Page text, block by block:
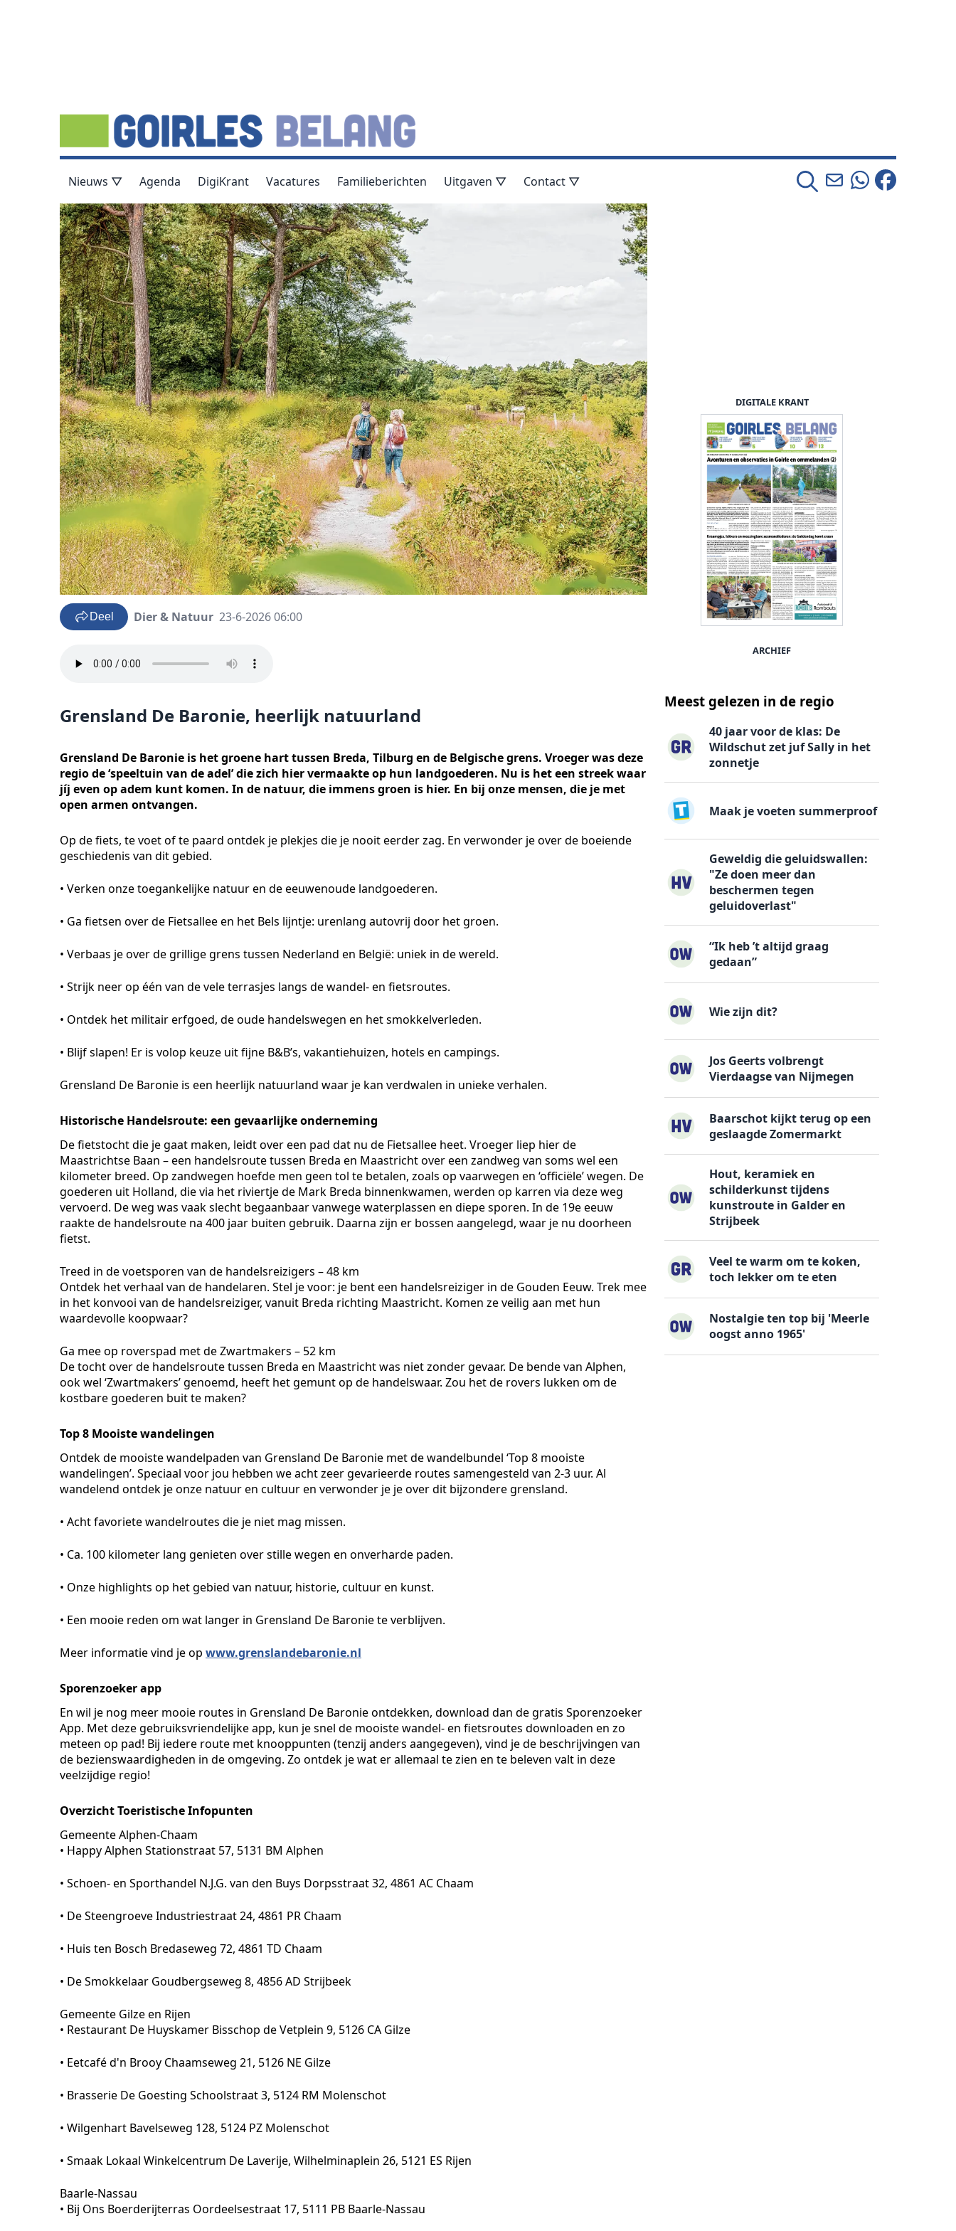
Nieuws ▽ Agenda DigiKrant Vacatures Familieberichten Uitgaven ▽ Contact ▽
Deel Dier & Natuur 23-6-2026 06:00
Grensland De Baronie, heerlijk natuurland
Grensland De Baronie is het groene hart tussen Breda, Tilburg en de Belgische grens. Vroeger was deze
regio de ‘speeltuin van de adel’ die zich hier vermaakte op hun landgoederen. Nu is het een streek waar
jíj even op adem kunt komen. In de natuur, die immens groen is hier. En bij onze mensen, die je met
open armen ontvangen.
Op de fiets, te voet of te paard ontdek je plekjes die je nooit eerder zag. En verwonder je over de boeiende
geschiedenis van dit gebied.
• Verken onze toegankelijke natuur en de eeuwenoude landgoederen.
• Ga fietsen over de Fietsallee en het Bels lijntje: urenlang autovrij door het groen.
• Verbaas je over de grillige grens tussen Nederland en België: uniek in de wereld.
• Strijk neer op één van de vele terrasjes langs de wandel- en fietsroutes.
• Ontdek het militair erfgoed, de oude handelswegen en het smokkelverleden.
• Blijf slapen! Er is volop keuze uit fijne B&B’s, vakantiehuizen, hotels en campings.
Grensland De Baronie is een heerlijk natuurland waar je kan verdwalen in unieke verhalen.
Historische Handelsroute: een gevaarlijke onderneming
De fietstocht die je gaat maken, leidt over een pad dat nu de Fietsallee heet. Vroeger liep hier de
Maastrichtse Baan – een handelsroute tussen Breda en Maastricht over een zandweg van soms wel een
kilometer breed. Op zandwegen hoefde men geen tol te betalen, zoals op vaarwegen en ‘officiële’ wegen. De
goederen uit Holland, die via het riviertje de Mark Breda binnenkwamen, werden op karren via deze weg
vervoerd. De weg was vaak slecht begaanbaar vanwege waterplassen en diepe sporen. In de 19e eeuw
raakte de handelsroute na 400 jaar buiten gebruik. Daarna zijn er bossen aangelegd, waar je nu doorheen
fietst.
Treed in de voetsporen van de handelsreizigers – 48 km
Ontdek het verhaal van de handelaren. Stel je voor: je bent een handelsreiziger in de Gouden Eeuw. Trek mee
in het konvooi van de handelsreiziger, vanuit Breda richting Maastricht. Komen ze veilig aan met hun
waardevolle koopwaar?
Ga mee op roverspad met de Zwartmakers – 52 km
De tocht over de handelsroute tussen Breda en Maastricht was niet zonder gevaar. De bende van Alphen,
ook wel ‘Zwartmakers’ genoemd, heeft het gemunt op de handelswaar. Zou het de rovers lukken om de
kostbare goederen buit te maken?
Top 8 Mooiste wandelingen
Ontdek de mooiste wandelpaden van Grensland De Baronie met de wandelbundel ‘Top 8 mooiste
wandelingen’. Speciaal voor jou hebben we acht zeer gevarieerde routes samengesteld van 2-3 uur. Al
wandelend ontdek je onze natuur en cultuur en verwonder je je over dit bijzondere grensland.
• Acht favoriete wandelroutes die je niet mag missen.
• Ca. 100 kilometer lang genieten over stille wegen en onverharde paden.
• Onze highlights op het gebied van natuur, historie, cultuur en kunst.
• Een mooie reden om wat langer in Grensland De Baronie te verblijven.
Meer informatie vind je op www.grenslandebaronie.nl
Sporenzoeker app
En wil je nog meer mooie routes in Grensland De Baronie ontdekken, download dan de gratis Sporenzoeker
App. Met deze gebruiksvriendelijke app, kun je snel de mooiste wandel- en fietsroutes downloaden en zo
meteen op pad! Bij iedere route met knooppunten (tenzij anders aangegeven), vind je de beschrijvingen van
de bezienswaardigheden in de omgeving. Zo ontdek je wat er allemaal te zien en te beleven valt in deze
veelzijdige regio!
Overzicht Toeristische Infopunten
Gemeente Alphen-Chaam
• Happy Alphen Stationstraat 57, 5131 BM Alphen
• Schoen- en Sporthandel N.J.G. van den Buys Dorpsstraat 32, 4861 AC Chaam
• De Steengroeve Industriestraat 24, 4861 PR Chaam
• Huis ten Bosch Bredaseweg 72, 4861 TD Chaam
• De Smokkelaar Goudbergseweg 8, 4856 AD Strijbeek
Gemeente Gilze en Rijen
• Restaurant De Huyskamer Bisschop de Vetplein 9, 5126 CA Gilze
• Eetcafé d'n Brooy Chaamseweg 21, 5126 NE Gilze
• Brasserie De Goesting Schoolstraat 3, 5124 RM Molenschot
• Wilgenhart Bavelseweg 128, 5124 PZ Molenschot
• Smaak Lokaal Winkelcentrum De Laverije, Wilhelminaplein 26, 5121 ES Rijen
Baarle-Nassau
• Bij Ons Boerderijterras Oordeelsestraat 17, 5111 PB Baarle-Nassau
DIGITALE KRANT
ARCHIEF
Meest gelezen in de regio
40 jaar voor de klas: De
Wildschut zet juf Sally in het
zonnetje
Maak je voeten summerproof
Geweldig die geluidswallen:
"Ze doen meer dan
beschermen tegen
geluidoverlast"
“Ik heb ’t altijd graag
gedaan”
Wie zijn dit?
Jos Geerts volbrengt
Vierdaagse van Nijmegen
Baarschot kijkt terug op een
geslaagde Zomermarkt
Hout, keramiek en
schilderkunst tijdens
kunstroute in Galder en
Strijbeek
Veel te warm om te koken,
toch lekker om te eten
Nostalgie ten top bij 'Meerle
oogst anno 1965'